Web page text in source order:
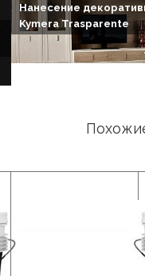
Нанесение
Kymera Trasparente